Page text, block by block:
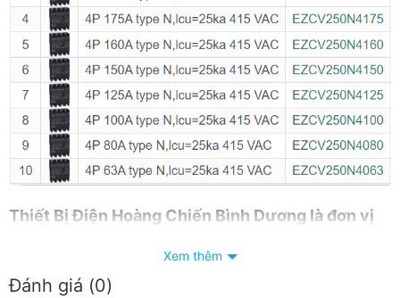
Thiết Bị Điện Hoàng Chiến Bình Dương là đơn vị
Bình Dương với dịch vụ hậu mãi tốt
Xem thêm
Đánh giá (0)